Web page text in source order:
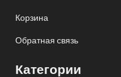
Корзина
Обратная связь
Категории